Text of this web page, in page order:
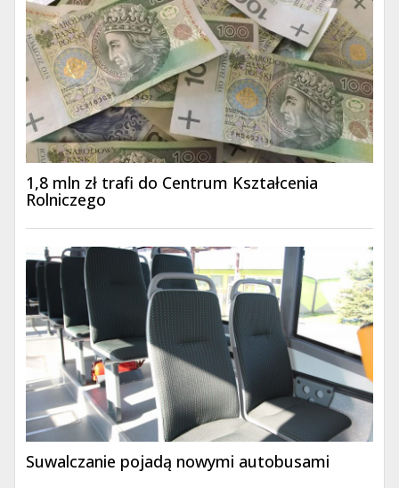
1,8 mln zł trafi do Centrum Kształcenia
Rolniczego
Suwalczanie pojadą nowymi autobusami